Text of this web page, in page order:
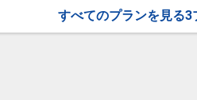
すべてのプランを見る3